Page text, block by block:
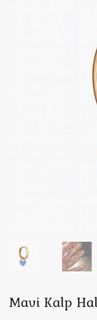
Mavi Kalp